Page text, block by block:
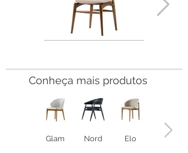
Conheça mais produtos
Glam Nord Elo Megan